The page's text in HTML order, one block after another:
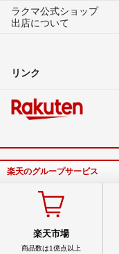
ラクマ公式ショップ
出店について
リンク
楽天のグループサービス
楽天市場
商品数は1億点以上